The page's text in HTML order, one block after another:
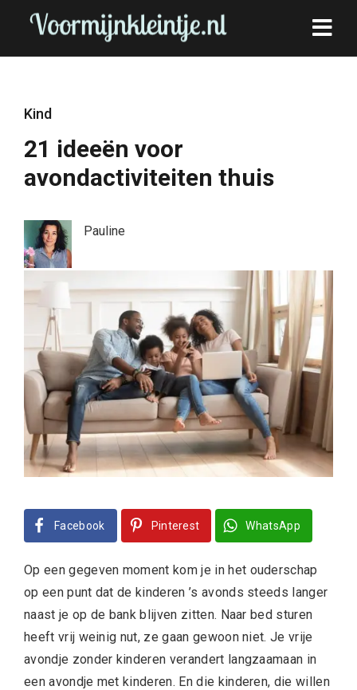
Kind
21 ideeën voor
avondactiviteiten thuis
Pauline
Facebook Pinterest WhatsApp
Op een gegeven moment kom je in het ouderschap
op een punt dat de kinderen ’s avonds steeds langer
naast je op de bank blijven zitten. Naar bed sturen
heeft vrij weinig nut, ze gaan gewoon niet. Je vrije
avondje zonder kinderen verandert langzaamaan in
een avondje met kinderen. En die kinderen, die willen